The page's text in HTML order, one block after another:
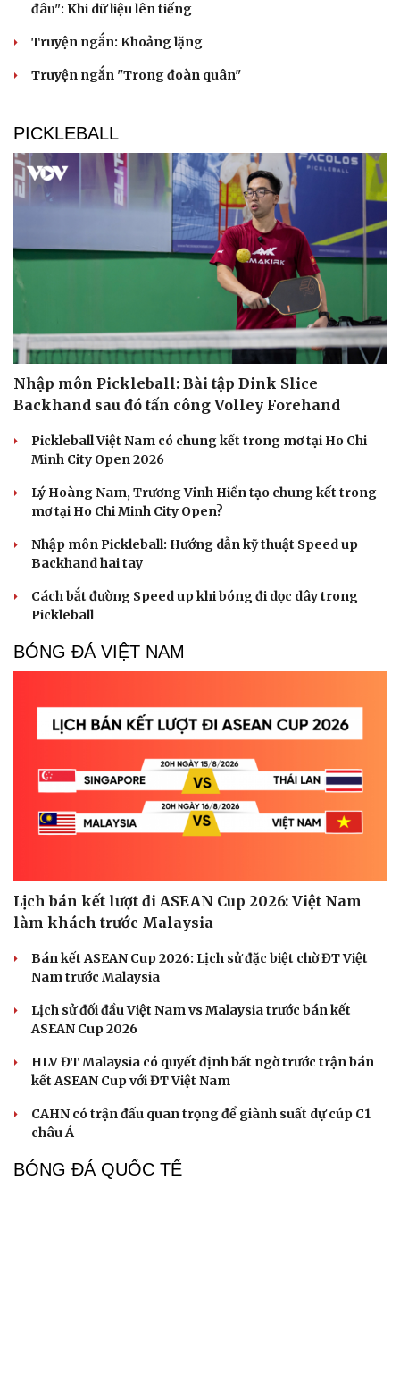
đâu": Khi dữ liệu lên tiếng
Truyện ngắn: Khoảng lặng
Truyện ngắn "Trong đoàn quân"
PICKLEBALL
Nhập môn Pickleball: Bài tập Dink Slice
Backhand sau đó tấn công Volley Forehand
Pickleball Việt Nam có chung kết trong mơ tại Ho Chi
Minh City Open 2026
Lý Hoàng Nam, Trương Vinh Hiển tạo chung kết trong
mơ tại Ho Chi Minh City Open?
Nhập môn Pickleball: Hướng dẫn kỹ thuật Speed up
Backhand hai tay
Cách bắt đường Speed up khi bóng đi dọc dây trong
Pickleball
BÓNG ĐÁ VIỆT NAM
Lịch bán kết lượt đi ASEAN Cup 2026: Việt Nam
làm khách trước Malaysia
Bán kết ASEAN Cup 2026: Lịch sử đặc biệt chờ ĐT Việt
Nam trước Malaysia
Lịch sử đối đầu Việt Nam vs Malaysia trước bán kết
ASEAN Cup 2026
HLV ĐT Malaysia có quyết định bất ngờ trước trận bán
kết ASEAN Cup với ĐT Việt Nam
CAHN có trận đấu quan trọng để giành suất dự cúp C1
châu Á
BÓNG ĐÁ QUỐC TẾ